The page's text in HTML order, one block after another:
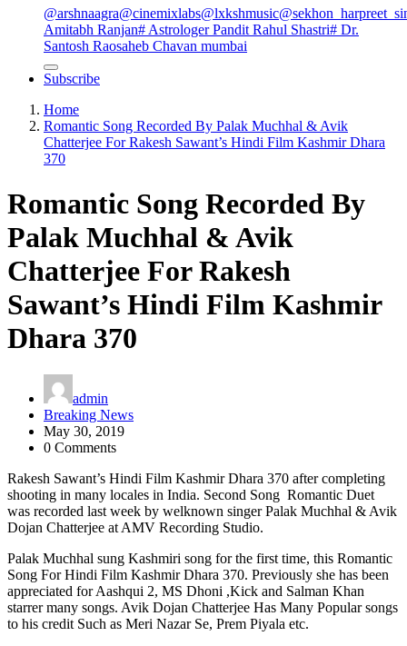
@arshnaagra@cinemixlabs@lxkshmusic
Amitabh Ranjan# Astrologer Pandit Rahul Shastri# Dr.
Santosh Raosaheb Chavan mumbai
Subscribe
Home
Romantic Song Recorded By Palak Muchhal & Avik
Chatterjee For Rakesh Sawant’s Hindi Film Kashmir Dhara
370
Romantic Song Recorded By
Palak Muchhal & Avik
Chatterjee For Rakesh
Sawant’s Hindi Film Kashmir
Dhara 370
admin
Breaking News
May 30, 2019
0 Comments
Rakesh Sawant’s Hindi Film Kashmir Dhara 370 after completing
shooting in many locales in India. Second Song Romantic Duet
was recorded last week by welknown singer Palak Muchhal & Avik
Dojan Chatterjee at AMV Recording Studio.
Palak Muchhal sung Kashmiri song for the first time, this Romantic
Song For Hindi Film Kashmir Dhara 370. Previously she has been
appreciated for Aashqui 2, MS Dhoni ,Kick and Salman Khan
starrer many songs. Avik Dojan Chatterjee Has Many Popular songs
to his credit Such as Meri Nazar Se, Prem Piyala etc.